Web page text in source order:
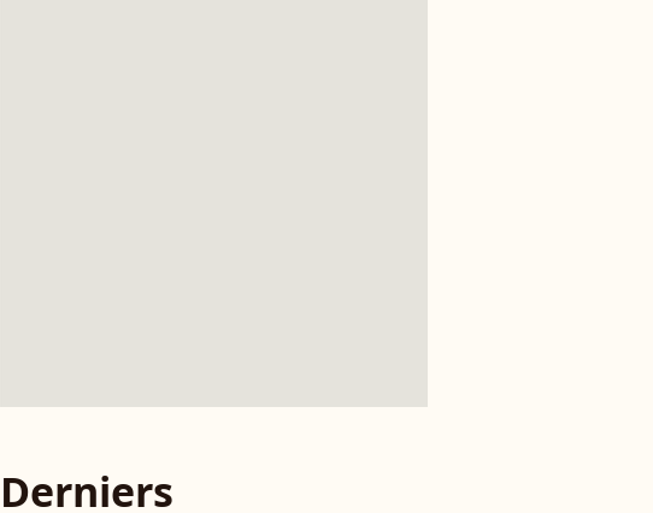
Derniers